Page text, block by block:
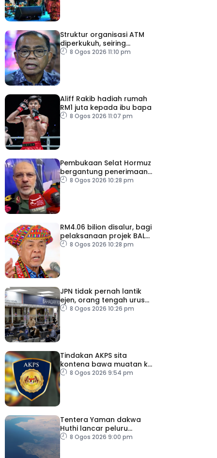
Struktur organisasi ATM
diperkukuh, seiring
pemodenan aset
8 Ogos 2026 11:10 pm
Aliff Rakib hadiah rumah
RM1 juta kepada ibu bapa
8 Ogos 2026 11:07 pm
Pembukaan Selat Hormuz
bergantung penerimaan
AS – IRGC
8 Ogos 2026 10:28 pm
RM4.06 bilion disalur, bagi
pelaksanaan projek BALB
di Sabah
8 Ogos 2026 10:28 pm
JPN tidak pernah lantik
ejen, orang tengah urus
dokumentasi
8 Ogos 2026 10:26 pm
Tindakan AKPS sita
kontena bawa muatan ke
Israel bukti ketegasan
8 Ogos 2026 9:54 pm
Tentera Yaman dakwa
Huthi lancar peluru
berpandu ke arah Laut
8 Ogos 2026 9:00 pm